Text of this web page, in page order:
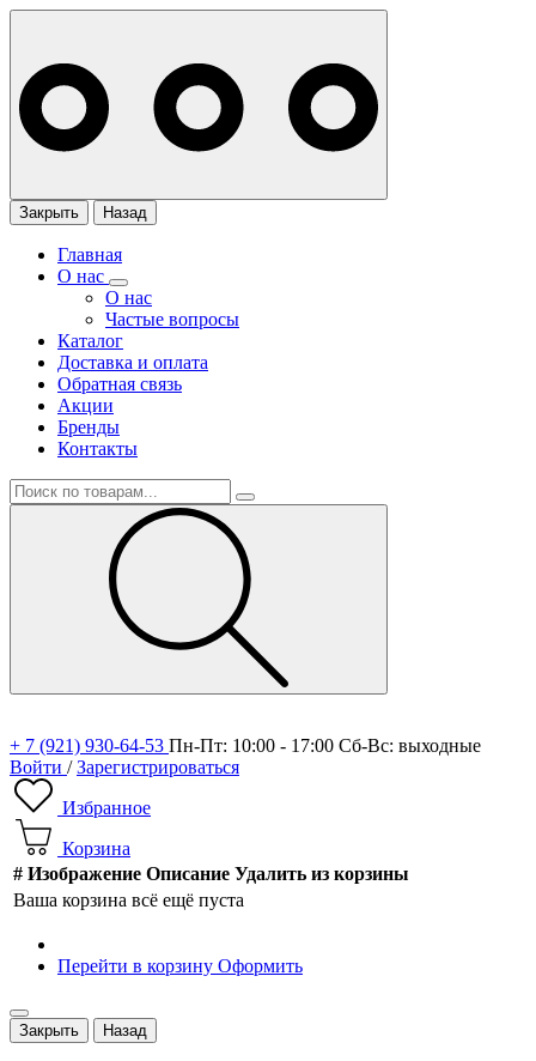
Закрыть Назад
Главная
О нас
О нас
Частые вопросы
Каталог
Доставка и оплата
Обратная связь
Акции
Бренды
Контакты
+ 7 (921) 930-64-53 Пн-Пт: 10:00 - 17:00 Сб-Вс: выходные
Войти / Зарегистрироваться
Избранное
Корзина
# Изображение Описание Удалить из корзины
Ваша корзина всё ещё пуста
Перейти в корзину Оформить
Закрыть Назад